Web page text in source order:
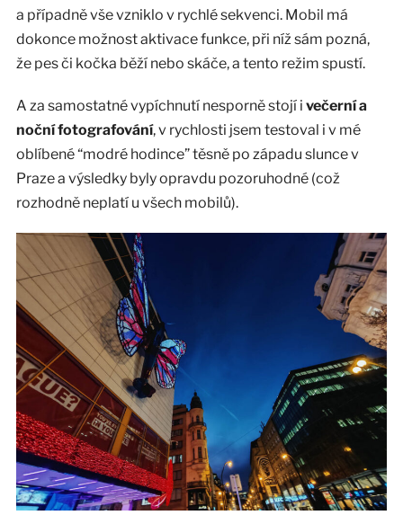
a případně vše vzniklo v rychlé sekvenci. Mobil má
dokonce možnost aktivace funkce, při níž sám pozná,
že pes či kočka běží nebo skáče, a tento režim spustí.
A za samostatné vypíchnutí nesporně stojí i večerní a
noční fotografování, v rychlosti jsem testoval i v mé
oblíbené “modré hodince” těsně po západu slunce v
Praze a výsledky byly opravdu pozoruhodné (což
rozhodně neplatí u všech mobilů).